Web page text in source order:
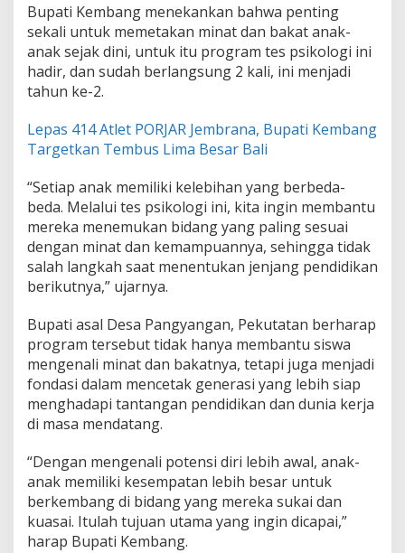
g
i
S
i
s
Bupati Kembang menekankan bahwa penting
sekali untuk memetakan minat dan bakat anak-
anak sejak dini, untuk itu program tes psikologi ini
hadir, dan sudah berlangsung 2 kali, ini menjadi
tahun ke-2.
Lepas 414 Atlet PORJAR Jembrana, Bupati Kembang
Targetkan Tembus Lima Besar Bali
“Setiap anak memiliki kelebihan yang berbeda-
beda. Melalui tes psikologi ini, kita ingin membantu
mereka menemukan bidang yang paling sesuai
dengan minat dan kemampuannya, sehingga tidak
salah langkah saat menentukan jenjang pendidikan
berikutnya,” ujarnya.
Bupati asal Desa Pangyangan, Pekutatan berharap
program tersebut tidak hanya membantu siswa
mengenali minat dan bakatnya, tetapi juga menjadi
fondasi dalam mencetak generasi yang lebih siap
menghadapi tantangan pendidikan dan dunia kerja
di masa mendatang.
“Dengan mengenali potensi diri lebih awal, anak-
anak memiliki kesempatan lebih besar untuk
berkembang di bidang yang mereka sukai dan
kuasai. Itulah tujuan utama yang ingin dicapai,”
harap Bupati Kembang.